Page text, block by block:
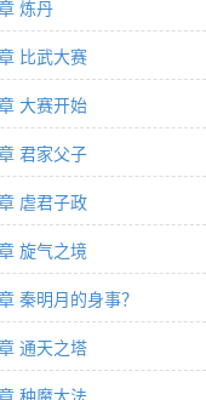
炼丹
比武大赛
大赛开始
君家父子
虐君子政
旋气之境
秦明月的身事？
通天之塔
种魔大法